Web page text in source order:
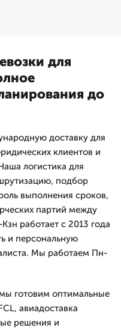
для
до
доставку для
клиентов и
логистика для
подбор
выполнения сроков,
партий между
работает с 2013 года
и персональную
Мы работаем Пн-
готовим оптимальные
авиадоставка
решения и